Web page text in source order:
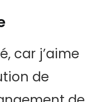
car j’aime
de